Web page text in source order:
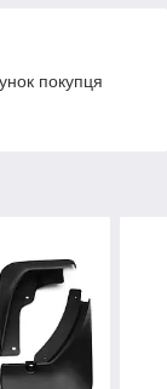
покупця